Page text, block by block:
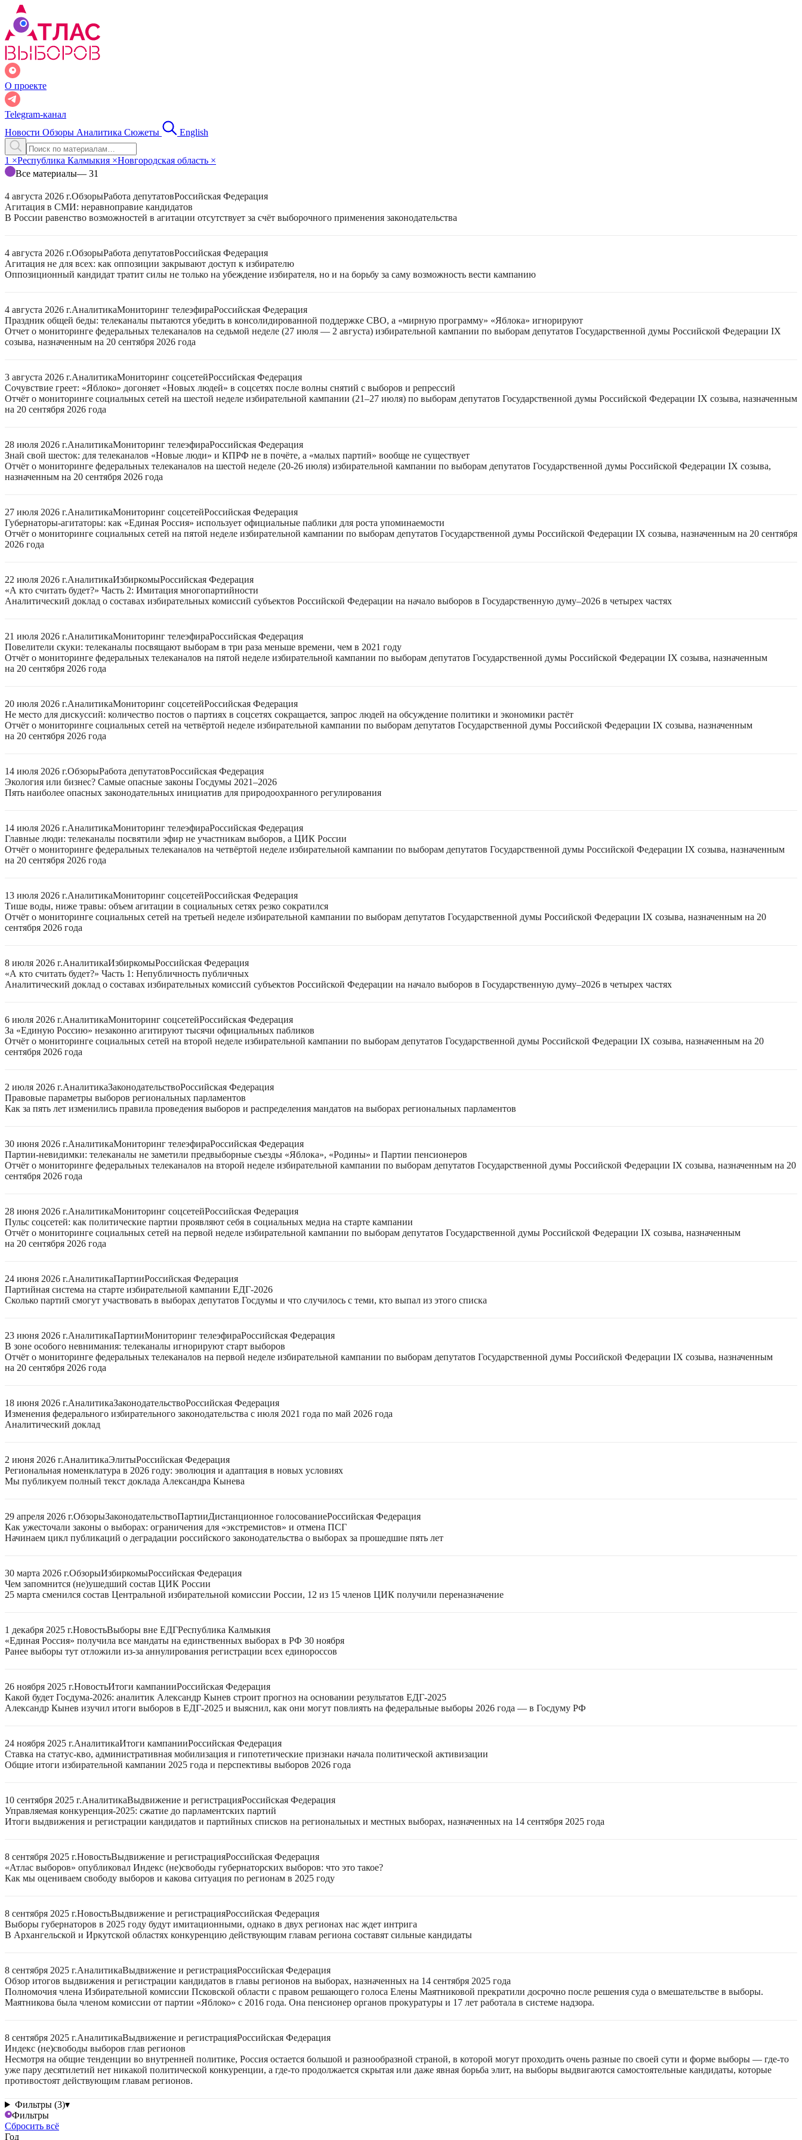
О проекте
Telegram-канал
Новости Обзоры Аналитика Сюжеты English
1 ×Республика Калмыкия ×Новгородская область ×
Все материалы— 31
4 августа 2026 г.ОбзорыРабота депутатовРоссийская Федерация
Агитация в СМИ: неравноправие кандидатов
В России равенство возможностей в агитации отсутствует за счёт выборочного применения законодательства
4 августа 2026 г.ОбзорыРабота депутатовРоссийская Федерация
Агитация не для всех: как оппозиции закрывают доступ к избирателю
Оппозиционный кандидат тратит силы не только на убеждение избирателя, но и на борьбу за саму возможность вести кампанию
4 августа 2026 г.АналитикаМониторинг телеэфираРоссийская Федерация
Праздник общей беды: телеканалы пытаются убедить в консолидированной поддержке СВО, а «мирную программу» «Яблока» игнорируют
Отчет о мониторинге федеральных телеканалов на седьмой неделе (27 июля — 2 августа) избирательной кампании по выборам депутатов Государственной думы Российской Федерации IX
созыва, назначенным на 20 сентября 2026 года
3 августа 2026 г.АналитикаМониторинг соцсетейРоссийская Федерация
Сочувствие греет: «Яблоко» догоняет «Новых людей» в соцсетях после волны снятий с выборов и репрессий
Отчёт о мониторинге социальных сетей на шестой неделе избирательной кампании (21–27 июля) по выборам депутатов Государственной думы Российской Федерации IX созыва, назначенным
на 20 сентября 2026 года
28 июля 2026 г.АналитикаМониторинг телеэфираРоссийская Федерация
Знай свой шесток: для телеканалов «Новые люди» и КПРФ не в почёте, а «малых партий» вообще не существует
Отчёт о мониторинге федеральных телеканалов на шестой неделе (20-26 июля) избирательной кампании по выборам депутатов Государственной думы Российской Федерации IX созыва,
назначенным на 20 сентября 2026 года
27 июля 2026 г.АналитикаМониторинг соцсетейРоссийская Федерация
Губернаторы-агитаторы: как «Единая Россия» использует официальные паблики для роста упоминаемости
Отчёт о мониторинге социальных сетей на пятой неделе избирательной кампании по выборам депутатов Государственной думы Российской Федерации IX созыва, назначенным на 20 сентября
2026 года
22 июля 2026 г.АналитикаИзбиркомыРоссийская Федерация
«А кто считать будет?» Часть 2: Имитация многопартийности
Аналитический доклад о составах избирательных комиссий субъектов Российской Федерации на начало выборов в Государственную думу–2026 в четырех частях
21 июля 2026 г.АналитикаМониторинг телеэфираРоссийская Федерация
Повелители скуки: телеканалы посвящают выборам в три раза меньше времени, чем в 2021 году
Отчёт о мониторинге федеральных телеканалов на пятой неделе избирательной кампании по выборам депутатов Государственной думы Российской Федерации IX созыва, назначенным
на 20 сентября 2026 года
20 июля 2026 г.АналитикаМониторинг соцсетейРоссийская Федерация
Не место для дискуссий: количество постов о партиях в соцсетях сокращается, запрос людей на обсуждение политики и экономики растёт
Отчёт о мониторинге социальных сетей на четвёртой неделе избирательной кампании по выборам депутатов Государственной думы Российской Федерации IX созыва, назначенным
на 20 сентября 2026 года
14 июля 2026 г.ОбзорыРабота депутатовРоссийская Федерация
Экология или бизнес? Самые опасные законы Госдумы 2021–2026
Пять наиболее опасных законодательных инициатив для природоохранного регулирования
14 июля 2026 г.АналитикаМониторинг телеэфираРоссийская Федерация
Главные люди: телеканалы посвятили эфир не участникам выборов, а ЦИК России
Отчёт о мониторинге федеральных телеканалов на четвёртой неделе избирательной кампании по выборам депутатов Государственной думы Российской Федерации IX созыва, назначенным
на 20 сентября 2026 года
13 июля 2026 г.АналитикаМониторинг соцсетейРоссийская Федерация
Тише воды, ниже травы: объем агитации в социальных сетях резко сократился
Отчёт о мониторинге социальных сетей на третьей неделе избирательной кампании по выборам депутатов Государственной думы Российской Федерации IX созыва, назначенным на 20
сентября 2026 года
8 июля 2026 г.АналитикаИзбиркомыРоссийская Федерация
«А кто считать будет?» Часть 1: Непубличность публичных
Аналитический доклад о составах избирательных комиссий субъектов Российской Федерации на начало выборов в Государственную думу–2026 в четырех частях
6 июля 2026 г.АналитикаМониторинг соцсетейРоссийская Федерация
За «Единую Россию» незаконно агитируют тысячи официальных пабликов
Отчёт о мониторинге социальных сетей на второй неделе избирательной кампании по выборам депутатов Государственной думы Российской Федерации IX созыва, назначенным на 20
сентября 2026 года
2 июля 2026 г.АналитикаЗаконодательствоРоссийская Федерация
Правовые параметры выборов региональных парламентов
Как за пять лет изменились правила проведения выборов и распределения мандатов на выборах региональных парламентов
30 июня 2026 г.АналитикаМониторинг телеэфираРоссийская Федерация
Партии-невидимки: телеканалы не заметили предвыборные съезды «Яблока», «Родины» и Партии пенсионеров
Отчёт о мониторинге федеральных телеканалов на второй неделе избирательной кампании по выборам депутатов Государственной думы Российской Федерации IX созыва, назначенным на 20
сентября 2026 года
28 июня 2026 г.АналитикаМониторинг соцсетейРоссийская Федерация
Пульс соцсетей: как политические партии проявляют себя в социальных медиа на старте кампании
Отчёт о мониторинге социальных сетей на первой неделе избирательной кампании по выборам депутатов Государственной думы Российской Федерации IX созыва, назначенным
на 20 сентября 2026 года
24 июня 2026 г.АналитикаПартииРоссийская Федерация
Партийная система на старте избирательной кампании ЕДГ-2026
Сколько партий смогут участвовать в выборах депутатов Госдумы и что случилось с теми, кто выпал из этого списка
23 июня 2026 г.АналитикаПартииМониторинг телеэфираРоссийская Федерация
В зоне особого невнимания: телеканалы игнорируют старт выборов
Отчёт о мониторинге федеральных телеканалов на первой неделе избирательной кампании по выборам депутатов Государственной думы Российской Федерации IX созыва, назначенным
на 20 сентября 2026 года
18 июня 2026 г.АналитикаЗаконодательствоРоссийская Федерация
Изменения федерального избирательного законодательства с июля 2021 года по май 2026 года
Аналитический доклад
2 июня 2026 г.АналитикаЭлитыРоссийская Федерация
Региональная номенклатура в 2026 году: эволюция и адаптация в новых условиях
Мы публикуем полный текст доклада Александра Кынева
29 апреля 2026 г.ОбзорыЗаконодательствоПартииДистанционное голосованиеРоссийская Федерация
Как ужесточали законы о выборах: ограничения для «экстремистов» и отмена ПСГ
Начинаем цикл публикаций о деградации российского законодательства о выборах за прошедшие пять лет
30 марта 2026 г.ОбзорыИзбиркомыРоссийская Федерация
Чем запомнится (не)ушедший состав ЦИК России
25 марта сменился состав Центральной избирательной комиссии России, 12 из 15 членов ЦИК получили переназначение
1 декабря 2025 г.НовостьВыборы вне ЕДГРеспублика Калмыкия
«Единая Россия» получила все мандаты на единственных выборах в РФ 30 ноября
Ранее выборы тут отложили из-за аннулирования регистрации всех единороссов
26 ноября 2025 г.НовостьИтоги кампанииРоссийская Федерация
Какой будет Госдума-2026: аналитик Александр Кынев строит прогноз на основании результатов ЕДГ-2025
Александр Кынев изучил итоги выборов в ЕДГ-2025 и выяснил, как они могут повлиять на федеральные выборы 2026 года — в Госдуму РФ
24 ноября 2025 г.АналитикаИтоги кампанииРоссийская Федерация
Ставка на статус-кво, административная мобилизация и гипотетические признаки начала политической активизации
Общие итоги избирательной кампании 2025 года и перспективы выборов 2026 года
10 сентября 2025 г.АналитикаВыдвижение и регистрацияРоссийская Федерация
Управляемая конкуренция-2025: сжатие до парламентских партий
Итоги выдвижения и регистрации кандидатов и партийных списков на региональных и местных выборах, назначенных на 14 сентября 2025 года
8 сентября 2025 г.НовостьВыдвижение и регистрацияРоссийская Федерация
«Атлас выборов» опубликовал Индекс (не)свободы губернаторских выборов: что это такое?
Как мы оцениваем свободу выборов и какова ситуация по регионам в 2025 году
8 сентября 2025 г.НовостьВыдвижение и регистрацияРоссийская Федерация
Выборы губернаторов в 2025 году будут имитационными, однако в двух регионах нас ждет интрига
В Архангельской и Иркутской областях конкуренцию действующим главам региона составят сильные кандидаты
8 сентября 2025 г.АналитикаВыдвижение и регистрацияРоссийская Федерация
Обзор итогов выдвижения и регистрации кандидатов в главы регионов на выборах, назначенных на 14 сентября 2025 года
Полномочия члена Избирательной комиссии Псковской области с правом решающего голоса Елены Маятниковой прекратили досрочно после решения суда о вмешательстве в выборы.
Маятникова была членом комиссии от партии «Яблоко» с 2016 года. Она пенсионер органов прокуратуры и 17 лет работала в системе надзора.
8 сентября 2025 г.АналитикаВыдвижение и регистрацияРоссийская Федерация
Индекс (не)свободы выборов глав регионов
Несмотря на общие тенденции во внутренней политике, Россия остается большой и разнообразной страной, в которой могут проходить очень разные по своей сути и форме выборы — где-то
уже пару десятилетий нет никакой политической конкуренции, а где-то продолжается скрытая или даже явная борьба элит, на выборы выдвигаются самостоятельные кандидаты, которые
противостоят действующим главам регионов.
Фильтры (3)▾
Фильтры
Сбросить всё
Год